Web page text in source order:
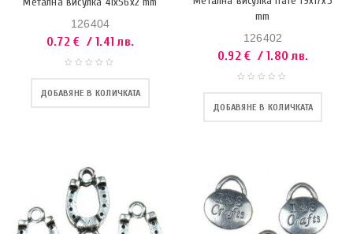
126404
0.72€ / 1.41 лв.
ДОБАВЯНЕ В КОЛИЧКАТА
mm
126402
0.92€ / 1.80 лв.
ДОБАВЯНЕ В КОЛИЧКАТА